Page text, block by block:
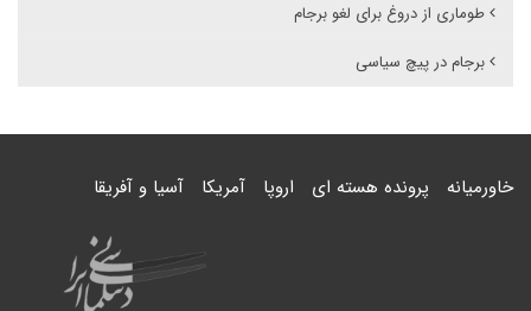
طوماری از دروغ برای لغو برجام
برجام در پیچ سیاسى
خاورمیانه پرونده هسته ای اروپا آمریکا آسیا و آفریقا